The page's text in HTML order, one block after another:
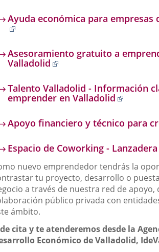
una
aplicación
Ayuda económica para empresas
Enlace
aplicación
externa.
Asesoramiento gratuito a
Valladolid Enlace
una
aplicación
externa.
Talento Valladolid - Información
emprender en Valladolid
Apoyo financiero y técnico para
Espacio de Coworking -
nuevo emprendedor tendrás la
tu proyecto, desarrollo o
a través de nuestra red de apoyo,
público privada con
ámbito.
cita y te atenderemos desde la
Económico de Valladolid,